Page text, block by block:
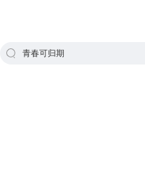
青春可归期